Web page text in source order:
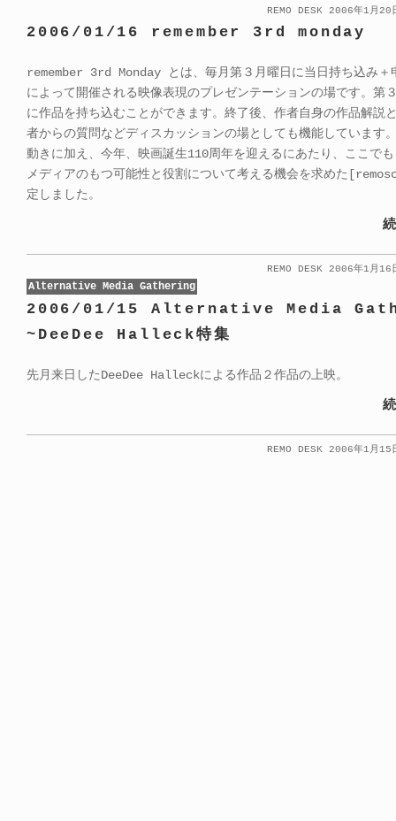
REMO DESK 2006年1月
2006/01/16 remember 3rd monday
remember 3rd Monday とは、毎月第３月曜日に当日持ち込み＋
によって開催される映像表現のプレゼンテーションの場です。第
に作品を持ち込むことができます。終了後、作者自身の作品解説
者からの質問などディスカッションの場としても機能しています
動きに加え、今年、映画誕生110周年を迎えるにあたり、ここで
メディアのもつ可能性と役割について考える機会を求めた
定しました。
REMO DESK 2006年1月
Alternative Media Gathering
2006/01/15 Alternative Media
~DeeDee Halleck特集
先月来日したDeeDee Halleckによる作品２作品の上映。
REMO DESK 2006年1月